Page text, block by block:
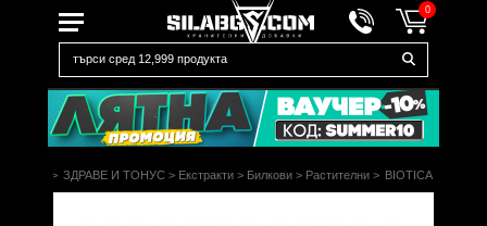
0
> ЗДРАВЕ И ТОНУС > Екстракти > Билкови > Растителни > BIOTICA